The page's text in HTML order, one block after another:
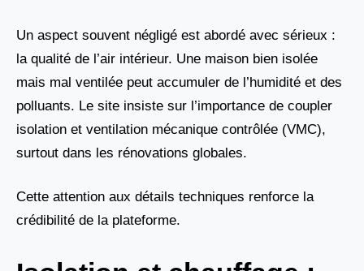
Un aspect souvent négligé est abordé avec sérieux :
la qualité de l’air intérieur. Une maison bien isolée
mais mal ventilée peut accumuler de l’humidité et des
polluants. Le site insiste sur l’importance de coupler
isolation et ventilation mécanique contrôlée (VMC),
surtout dans les rénovations globales.
Cette attention aux détails techniques renforce la
crédibilité de la plateforme.